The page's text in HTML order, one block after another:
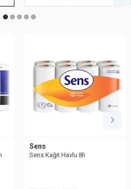
Selpak
Selpak Professional Taşınabilir